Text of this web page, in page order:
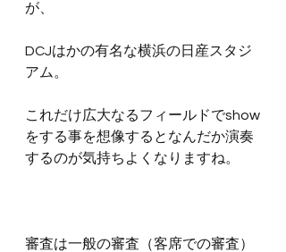
が、
DCJはかの有名な横浜の日産スタジ
アム。
これだけ広大なるフィールドでshow
をする事を想像するとなんだか演奏
するのが気持ちよくなりますね。
審査は一般の審査（客席での審査）